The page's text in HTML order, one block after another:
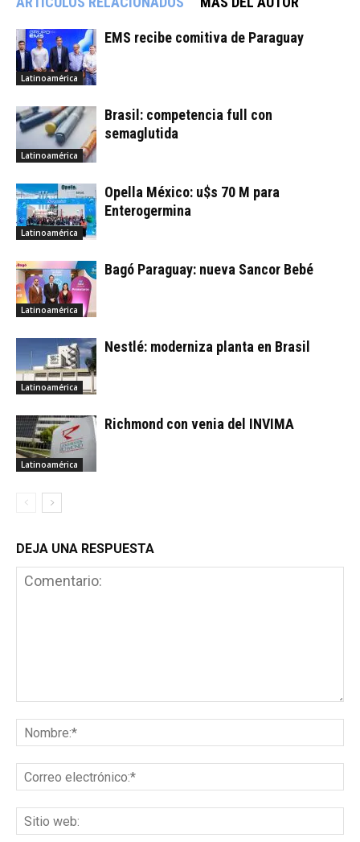
Latinoamérica
EMS recibe comitiva de Paraguay
Latinoamérica
Brasil: competencia full con
semaglutida
Latinoamérica
Opella México: u$s 70 M para
Enterogermina
Latinoamérica
Bagó Paraguay: nueva Sancor Bebé
Latinoamérica
Nestlé: moderniza planta en Brasil
Latinoamérica
Richmond con venia del INVIMA
DEJA UNA RESPUESTA